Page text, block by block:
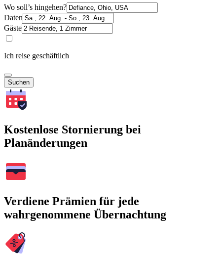
Wo soll’s hingehen?
Daten
Gäste
Ich reise geschäftlich
Suchen
Kostenlose Stornierung bei
Planänderungen
Verdiene Prämien für jede
wahrgenommene Übernachtung